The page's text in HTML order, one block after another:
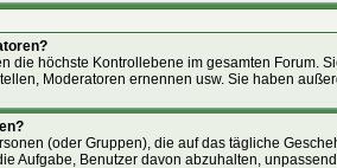
die höchste Kontrollebene im gesamten Forum.
Moderatoren ernennen usw. Sie haben
(oder Gruppen), die auf das tägliche
Aufgabe, Benutzer davon abzuhalten,